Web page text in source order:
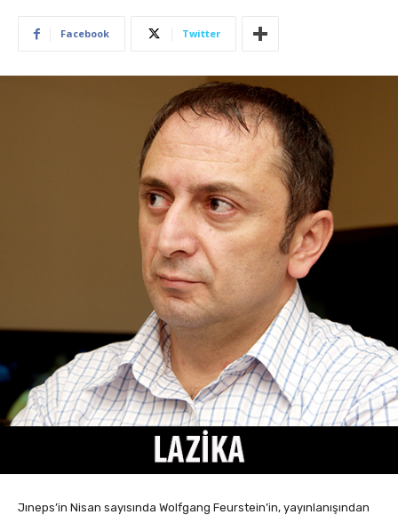
Facebook Twitter
Jıneps’in Nisan sayısında Wolfgang Feurstein’in, yayınlanışından